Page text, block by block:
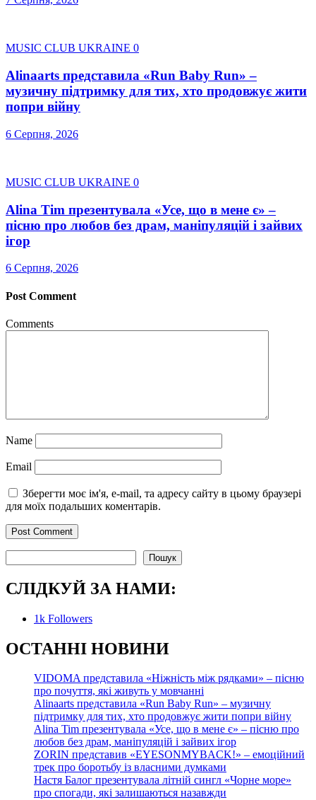
MUSIC CLUB UKRAINE 0
Alinaarts представила «Run Baby Run» –
музичну підтримку для тих, хто продовжує жити
попри війну
6 Серпня, 2026
MUSIC CLUB UKRAINE 0
Alina Tim презентувала «Усе, що в мене є» –
пісню про любов без драм, маніпуляцій і зайвих
ігор
6 Серпня, 2026
Post Comment
Comments
Name
Email
Зберегти моє ім'я, e-mail, та адресу сайту в цьому браузері
для моїх подальших коментарів.
Пошук
СЛІДКУЙ ЗА НАМИ:
1k Followers
ОСТАННІ НОВИНИ
VIDOMA представила «Ніжність між рядками» – пісню
про почуття, які живуть у мовчанні
Alinaarts представила «Run Baby Run» – музичну
підтримку для тих, хто продовжує жити попри війну
Alina Tim презентувала «Усе, що в мене є» – пісню про
любов без драм, маніпуляцій і зайвих ігор
ZORIN представив «EYESONMYBACK!» – емоційний
трек про боротьбу із власними думками
Настя Балог презентувала літній сингл «Чорне море»
про спогади, які залишаються назавжди